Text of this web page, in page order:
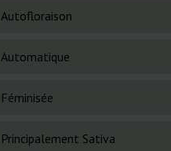
Autofloraison
Automatique
Féminisée
Principalement Sativa